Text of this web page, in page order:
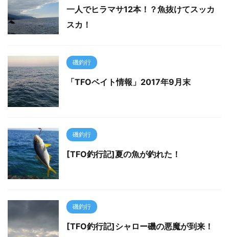
一人でヒラマサ12本！？魚抜けてスッカ
スカ！
磯釣行
「TFOベイト情報」2017年9月末
磯釣行
[TFO釣行記]夏の魚が釣れた！
磯釣行
[TFO釣行記]シャロー磯の悪魔が到来！